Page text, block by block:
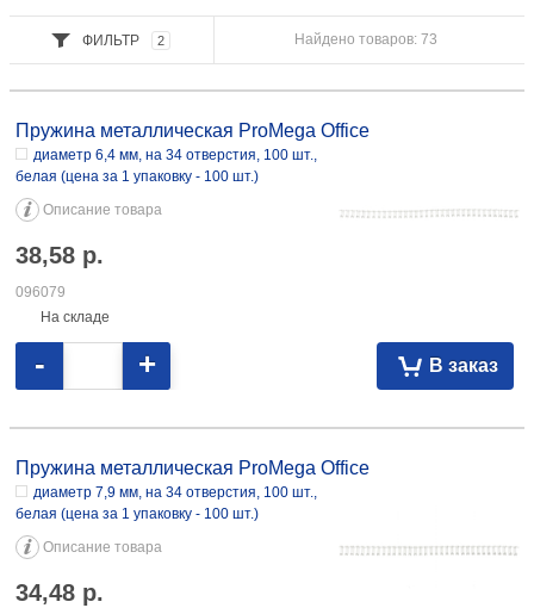
ФИЛЬТР 2 Найдено товаров: 73
отверстия, 100 шт., белая 38,58 096079
Пружина металлическая ProMega Office
диаметр 6,4 мм, на 34 отверстия, 100 шт.,
белая (цена за 1 упаковку - 100 шт.)
Описание товара
38,58 р.
096079
На складе
В заказ
- +
отверстия, 100 шт., белая 34,48 096080 диаметр 7,9 мм, на 34
отверстия, 100 шт., серебристая 41,38 096081
Пружина металлическая ProMega Office
диаметр 7,9 мм, на 34 отверстия, 100 шт.,
белая (цена за 1 упаковку - 100 шт.)
Описание товара
34,48 р.